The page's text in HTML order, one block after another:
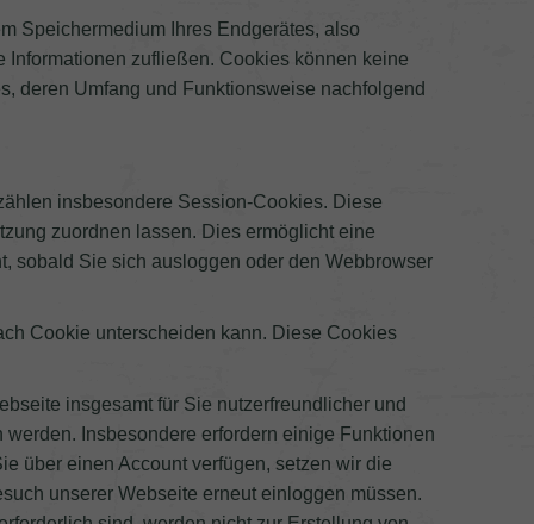
Speichermedium Ihres Endgerätes, also
zufließen. Cookies können keine
deren Umfang und Funktionsweise nachfolgend
insbesondere Session-Cookies. Diese
zuordnen lassen. Dies ermöglicht eine
sobald Sie sich ausloggen oder den Webbrowser
Cookie unterscheiden kann. Diese Cookies
insgesamt für Sie nutzerfreundlicher und
Insbesondere erfordern einige Funktionen
über einen Account verfügen, setzen wir die
unserer Webseite erneut einloggen müssen.